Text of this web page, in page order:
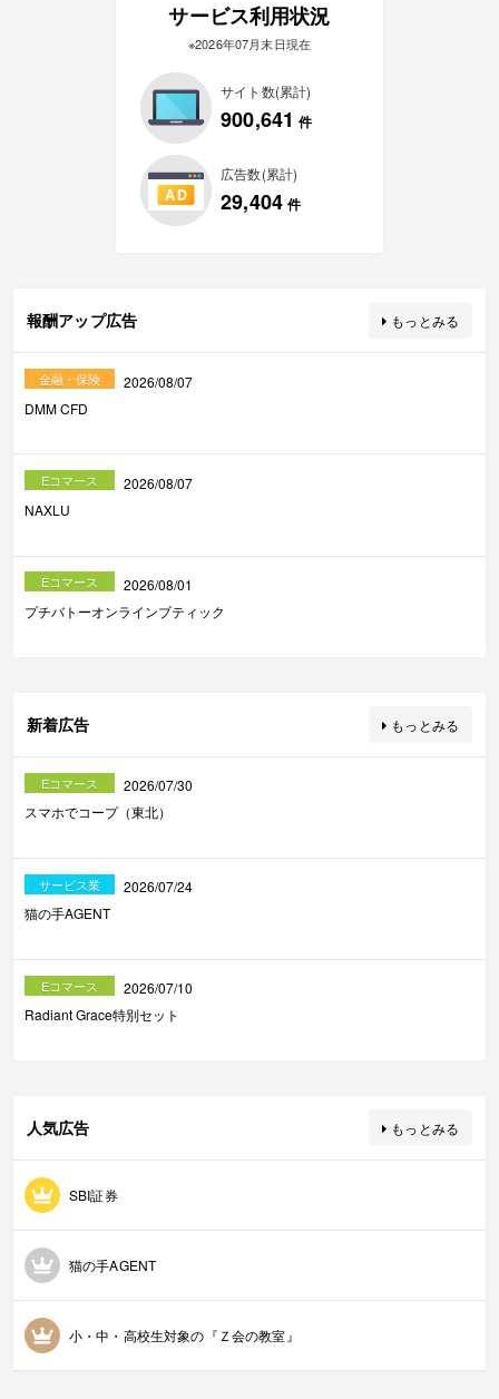
サービス利用状況
※2026年07月末日現在
サイト数(累計)
900,641 件
広告数(累計)
29,404 件
報酬アップ広告 もっとみる
金融・保険
2026/08/07
DMM CFD
Eコマース
2026/08/07
NAXLU
Eコマース
2026/08/01
プチバトーオンラインブティック
新着広告 もっとみる
Eコマース
2026/07/30
スマホでコープ（東北）
サービス業
2026/07/24
猫の手AGENT
Eコマース
2026/07/10
Radiant Grace特別セット
人気広告 もっとみる
SBI証券
猫の手AGENT
小・中・高校生対象の『Ｚ会の教室』